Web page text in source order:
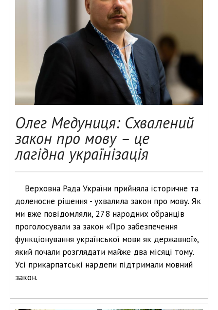
Олег Медуниця: Схвалений
закон про мову – це
лагідна українізація
Верховна Рада України прийняла історичне та
доленосне рішення - ухвалила закон про мову. Як
ми вже повідомляли, 278 народних обранців
проголосували за закон «Про забезпечення
функціонування української мови як державної»,
який почали розглядати майже два місяці тому.
Усі прикарпатські нардепи підтримали мовний
закон.